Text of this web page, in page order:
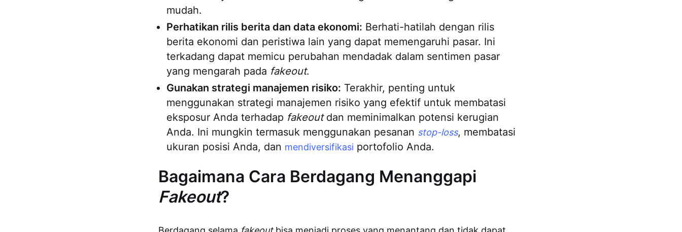
mudah.
Perhatikan rilis berita dan data ekonomi: Berhati-hatilah dengan rilis
berita ekonomi dan peristiwa lain yang dapat memengaruhi pasar. Ini
terkadang dapat memicu perubahan mendadak dalam sentimen pasar
yang mengarah pada fakeout.
Gunakan strategi manajemen risiko: Terakhir, penting untuk
menggunakan strategi manajemen risiko yang efektif untuk membatasi
eksposur Anda terhadap fakeoutdan meminimalkan potensi kerugian
Anda. Ini mungkin termasuk menggunakan pesanan stop-loss, membatasi
ukuran posisi Anda, dan mendiversifikasi portofolio Anda.
Bagaimana Cara Berdagang Menanggapi
Fakeout?